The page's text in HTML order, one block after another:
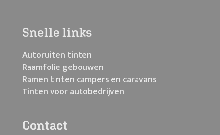
Snelle links
Autoruiten tinten
Raamfolie gebouwen
Ramen tinten campers en caravans
Tinten voor autobedrijven
Contact